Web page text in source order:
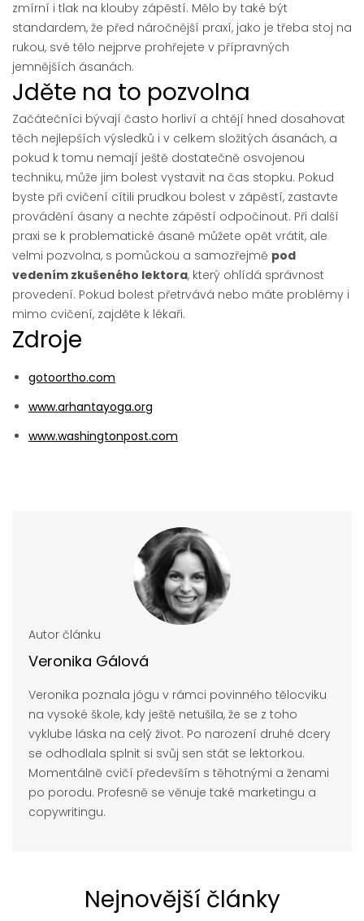
zmírní i tlak na klouby zápěstí. Mělo by také být
standardem, že před náročnější praxí, jako je třeba stoj na
rukou, své tělo nejprve prohřejete v přípravných
jemnějších ásanách.
Jděte na to pozvolna
Začátečníci bývají často horliví a chtějí hned dosahovat
těch nejlepších výsledků i v celkem složitých ásanách, a
pokud k tomu nemají ještě dostatečně osvojenou
techniku, může jim bolest vystavit na čas stopku. Pokud
byste při cvičení cítili prudkou bolest v zápěstí, zastavte
provádění ásany a nechte zápěstí odpočinout. Při další
praxi se k problematické ásaně můžete opět vrátit, ale
velmi pozvolna, s pomůckou a samozřejmě pod
vedením zkušeného lektora, který ohlídá správnost
provedení. Pokud bolest přetrvává nebo máte problémy i
mimo cvičení, zajděte k lékaři.
Zdroje
gotoortho.com
www.arhantayoga.org
www.washingtonpost.com
Autor článku
Veronika Gálová
Veronika poznala jógu v rámci povinného tělocviku
na vysoké škole, kdy ještě netušila, že se z toho
vyklube láska na celý život. Po narození druhé dcery
se odhodlala splnit si svůj sen stát se lektorkou.
Momentálně cvičí především s těhotnými a ženami
po porodu. Profesně se věnuje také marketingu a
copywritingu.
Nejnovější články